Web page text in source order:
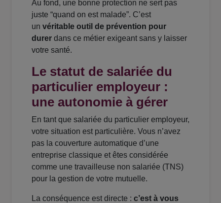
Au fond, une bonne protection ne sert pas
juste “quand on est malade”. C’est
un véritable outil de prévention pour
durer dans ce métier exigeant sans y laisser
votre santé.
Le statut de salariée du
particulier employeur :
une autonomie à gérer
En tant que salariée du particulier employeur,
votre situation est particulière. Vous n’avez
pas la couverture automatique d’une
entreprise classique et êtes considérée
comme une travailleuse non salariée (TNS)
pour la gestion de votre mutuelle.
La conséquence est directe : c’est à vous